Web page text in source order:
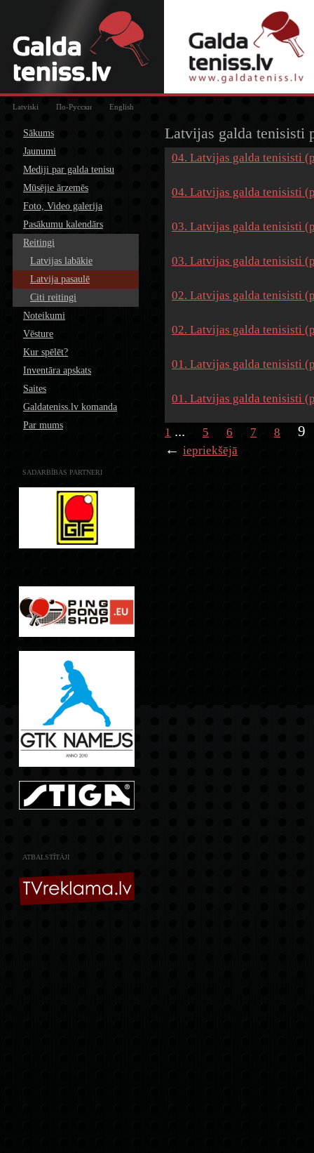
Latviski По-Русски English
Sākums
Jaunumi
Mediji par galda tenisu
Mūsējie ārzemēs
Foto, Video galerija
Pasākumu kalendārs
Reitingi
Latvijas labākie
Latvija pasaulē
Citi reitingi
Noteikumi
Vēsture
Kur spēlēt?
Inventāra apskats
Saites
Galdateniss.lv komanda
Par mums
SADARBĪBAS PARTNERI
ATBALSTĪTĀJI
Latvijas galda tenisisti
04. Latvijas galda tenisisti
04. Latvijas galda tenisisti
03. Latvijas galda tenisisti
03. Latvijas galda tenisisti
02. Latvijas galda tenisisti
02. Latvijas galda tenisisti
01. Latvijas galda tenisisti
01. Latvijas galda tenisisti
1 ... 5 6 7 8
9
← iepriekšējā